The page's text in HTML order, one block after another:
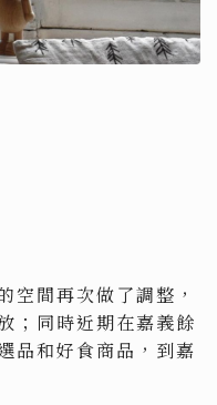
空間再次做了調整，
；同時近期在嘉義餘
品和好食商品，到嘉